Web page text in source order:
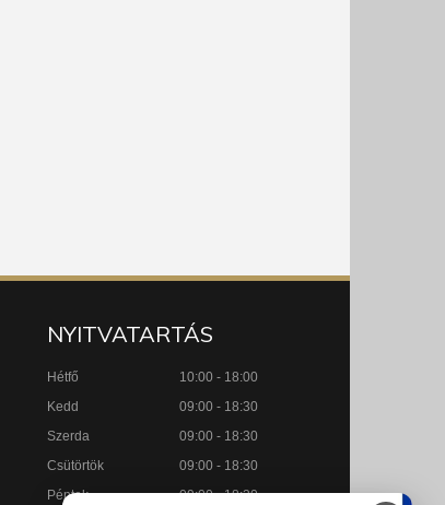
NYITVATARTÁS
Hétfő
10:00 - 18:00
Kedd
09:00 - 18:30
Szerda
09:00 - 18:30
Csütörtök
09:00 - 18:30
Péntek
09:00 - 18:30